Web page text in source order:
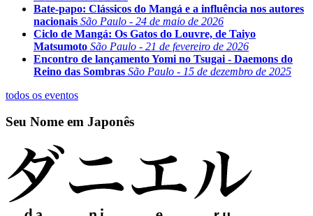
Bate-papo: Clássicos do Mangá e a influência nos autores
nacionais São Paulo - 24 de maio de 2026
Ciclo de Mangá: Os Gatos do Louvre, de Taiyo
Matsumoto São Paulo - 21 de fevereiro de 2026
Encontro de lançamento Yomi no Tsugai - Daemons do
Reino das Sombras São Paulo - 15 de dezembro de 2025
todos os eventos
Seu Nome em Japonês